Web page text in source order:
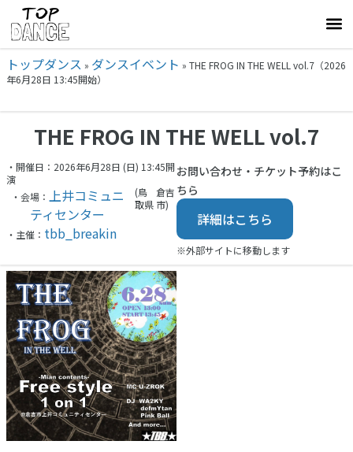
トップダンス » ダンスイベント » THE FROG IN THE WELL vol.7（2026
年6月28日 13:45開始）
THE FROG IN THE WELL vol.7
・開催日：2026年6月28日 (日) 13:45開
演
・会場： 上井コミュニ
ティセンター
(鳥
取県
倉吉
市)
・主催： tbb_breakin
お問い合わせ・チケット予約はこ
ちら
詳細はこちら
※外部サイトに移動します